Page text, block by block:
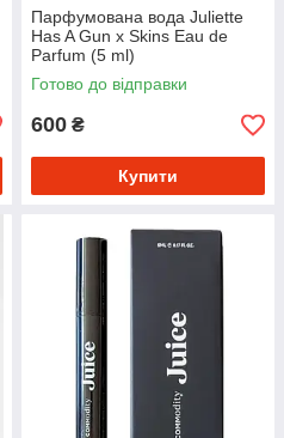
Парфумована вода Juliette
Has A Gun x Skins Eau de
Parfum (5 ml)
Готово до відправки
600 ₴
Купити